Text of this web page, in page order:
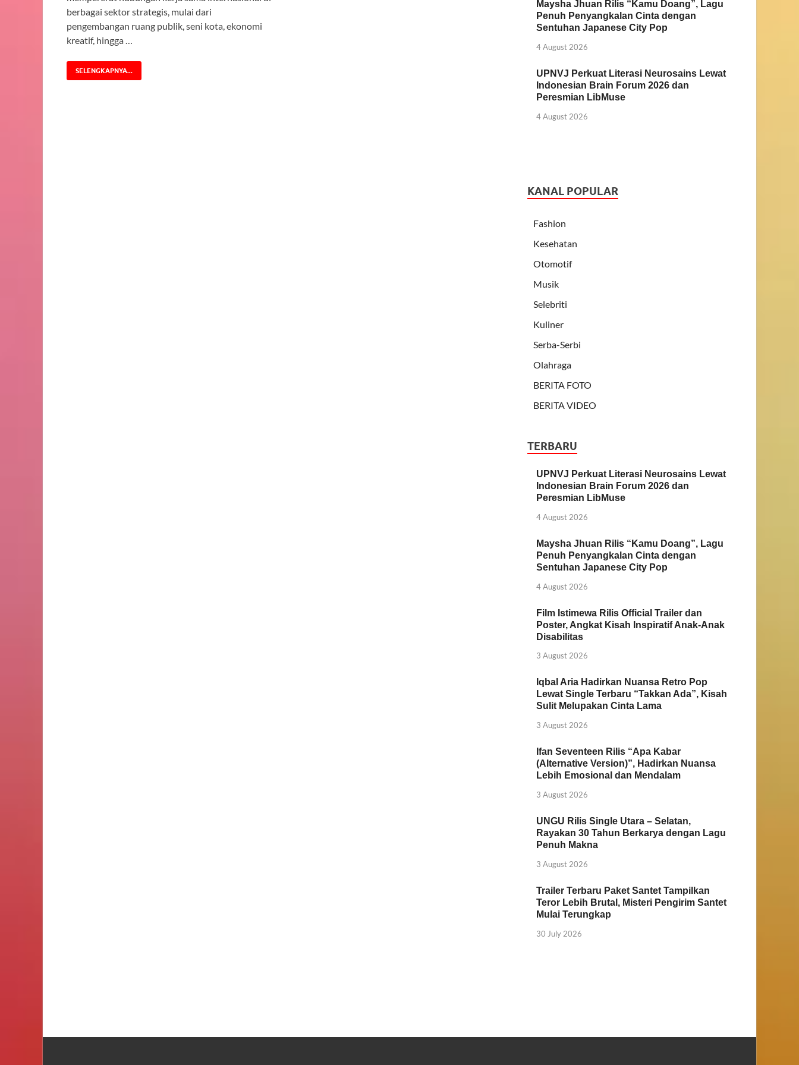
berbagai sektor strategis, mulai dari
pengembangan ruang publik, seni kota, ekonomi
kreatif, hingga …
SELENGKAPNYA...
Maysha Jhuan Rilis “Kamu Doang”, Lagu
Penuh Penyangkalan Cinta dengan
Sentuhan Japanese City Pop
4 August 2026
UPNVJ Perkuat Literasi Neurosains Lewat
Indonesian Brain Forum 2026 dan
Peresmian LibMuse
4 August 2026
KANAL POPULAR
Fashion
Kesehatan
Otomotif
Musik
Selebriti
Kuliner
Serba-Serbi
Olahraga
BERITA FOTO
BERITA VIDEO
TERBARU
UPNVJ Perkuat Literasi Neurosains Lewat
Indonesian Brain Forum 2026 dan
Peresmian LibMuse
4 August 2026
Maysha Jhuan Rilis “Kamu Doang”, Lagu
Penuh Penyangkalan Cinta dengan
Sentuhan Japanese City Pop
4 August 2026
Film Istimewa Rilis Official Trailer dan
Poster, Angkat Kisah Inspiratif Anak-Anak
Disabilitas
3 August 2026
Iqbal Aria Hadirkan Nuansa Retro Pop
Lewat Single Terbaru “Takkan Ada”, Kisah
Sulit Melupakan Cinta Lama
3 August 2026
Ifan Seventeen Rilis “Apa Kabar
(Alternative Version)”, Hadirkan Nuansa
Lebih Emosional dan Mendalam
3 August 2026
UNGU Rilis Single Utara – Selatan,
Rayakan 30 Tahun Berkarya dengan Lagu
Penuh Makna
3 August 2026
Trailer Terbaru Paket Santet Tampilkan
Teror Lebih Brutal, Misteri Pengirim Santet
Mulai Terungkap
30 July 2026